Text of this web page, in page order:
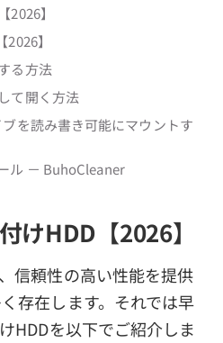
】
】
る方法
て開く方法
を読み書き可能にマウントす
ル － BuhoCleaner
けHDD【2026】
信頼性の高い性能を提供
存在します。それでは早
HDDを以下でご紹介しま